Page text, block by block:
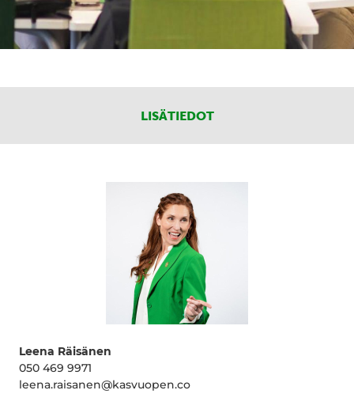
LISÄTIEDOT
Leena Räisänen
050 469 9971
leena.raisanen@kasvuopen.co